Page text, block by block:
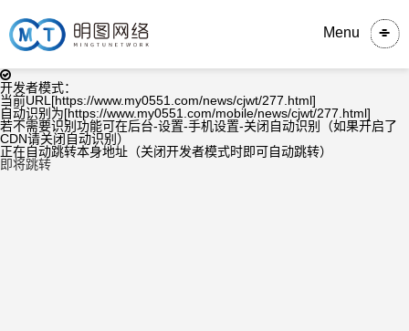
Menu
开发者模式：
当前URL[https://www.my0551.com/news/cjwt/277.html]
自动识别为[https://www.my0551.com/mobile/news/cjwt/277.html]
若不需要识别功能可在后台-设置-手机设置-关闭自动识别（如果开启了
CDN请关闭自动识别）
正在自动跳转本身地址（关闭开发者模式时即可自动跳转）
即将跳转